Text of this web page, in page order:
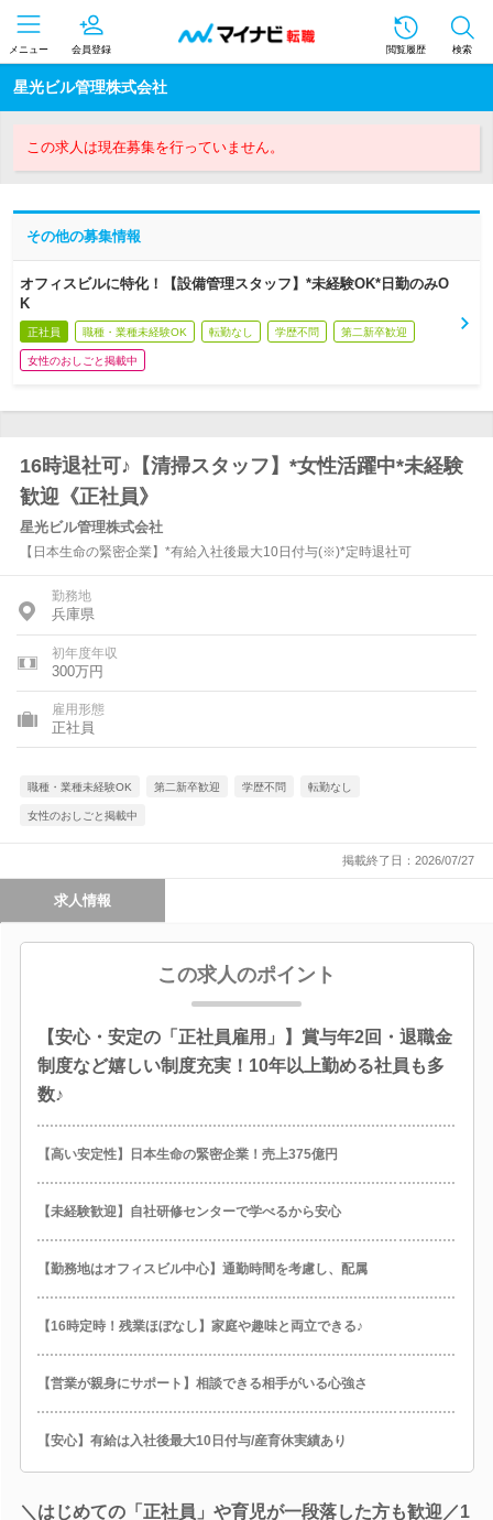
メニュー 会員登録 閲覧履歴 検索
星光ビル管理株式会社
この求人は現在募集を行っていません。
その他の募集情報
オフィスビルに特化！【設備管理スタッフ】*未経験OK*日勤のみO
K
正社員 職種・業種未経験OK 転勤なし 学歴不問 第二新卒歓迎
女性のおしごと掲載中
16時退社可♪【清掃スタッフ】*女性活躍中*未経験
歓迎《正社員》
星光ビル管理株式会社
【日本生命の緊密企業】*有給入社後最大10日付与(※)*定時退社可
勤務地
兵庫県
初年度年収
300万円
雇用形態
正社員
職種・業種未経験OK 第二新卒歓迎 学歴不問 転勤なし
女性のおしごと掲載中
掲載終了日：2026/07/27
求人情報
この求人のポイント
【安心・安定の「正社員雇用」】賞与年2回・退職金
制度など嬉しい制度充実！10年以上勤める社員も多
数♪
【高い安定性】日本生命の緊密企業！売上375億円
【未経験歓迎】自社研修センターで学べるから安心
【勤務地はオフィスビル中心】通勤時間を考慮し、配属
【16時定時！残業ほぼなし】家庭や趣味と両立できる♪
【営業が親身にサポート】相談できる相手がいる心強さ
【安心】有給は入社後最大10日付与/産育休実績あり
＼はじめての「正社員」や育児が一段落した方も歓迎／1